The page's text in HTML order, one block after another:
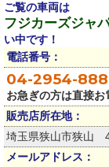
ご覧の車両は
フジカーズジャ
い中です！
電話番号：
04-2954-
お急ぎの方は直接お
販売店所在地：
埼玉県狭山市狭山
メールアドレス：